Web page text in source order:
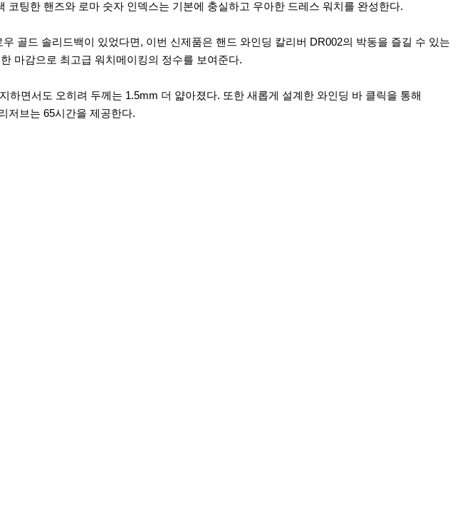
팅한 핸즈와 로마 숫자 인덱스는 기본에 충실하고 우아한 드레스 워치를 완성한다.
골드 솔리드백이 있었다면, 이번 신제품은 핸드 와인딩 칼리버 DR002의 박동을 즐길 수 있는
마감으로 최고급 워치메이킹의 정수를 보여준다.
면서도 오히려 두께는 1.5mm 더 얇아졌다. 또한 새롭게 설계한 와인딩 바 클릭을 통해
저브는 65시간을 제공한다.